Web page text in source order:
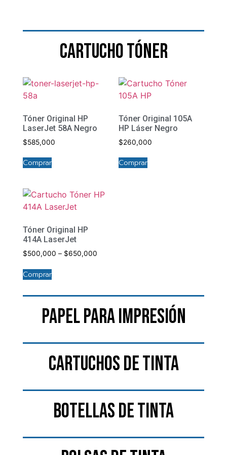
Cabezales de impresión
Es fácil obtener resultados precisos y definidos
VER PRODUCTOS
Cartucho Tóner
Tóner Original HP
LaserJet 58A Negro
$585,000
Comprar
Tóner Original 105A
HP Láser Negro
$260,000
Comprar
Tóner Original HP
414A LaserJet
$500,000 – $650,000
Comprar
Papel para impresión
Cartuchos de tinta
Botellas de Tinta